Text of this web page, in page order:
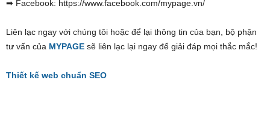
➡ Facebook: https://www.facebook.com/mypage.vn/
Liên lạc ngay với chúng tôi hoặc để lại thông tin của bạn, bộ phận
tư vấn của MYPAGE sẽ liên lạc lại ngay để giải đáp mọi thắc mắc!
Thiết kế web chuẩn SEO